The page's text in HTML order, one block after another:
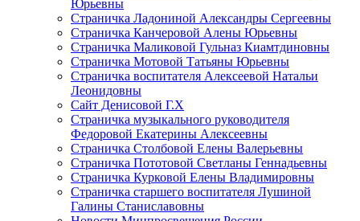
Юрьевны
Страничка Ладониной Александры Сергеевны
Страничка Канчеровой Алены Юрьевны
Страничка Маликовой Гульназ Киамтдиновны
Страничка Мотовой Татьяны Юрьевны
Cтраничка воспитателя Алексеевой Натальи
Леонидовны
Сайт Денисовой Г.Х
Страничка музыкального руководителя
Федоровой Екатерины Алексеевны
Страничка Столбовой Елены Валерьевны
Страничка Пототовой Светланы Геннадьевны
Страничка Курковой Елены Владимировны
Страничка старшего воспитателя Лушиной
Галины Станиславовны